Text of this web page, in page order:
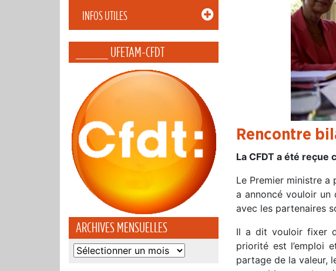
INFOS UTILES
_____ UFETAM-CFDT
ARCHIVES MENSUELLES
Archives
Rencontre
La CFDT a été
Le Premier ministre
a annoncé vouloir un
avec les partenaires
Il a dit vouloir fixer
priorité est l’emploi
partage de la valeur,